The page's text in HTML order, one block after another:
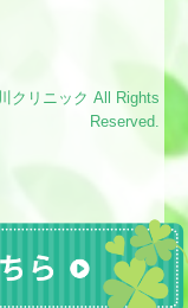
クリニック All Rights
Reserved.